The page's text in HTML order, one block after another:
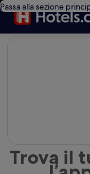
Passa alla sezione
Trova il